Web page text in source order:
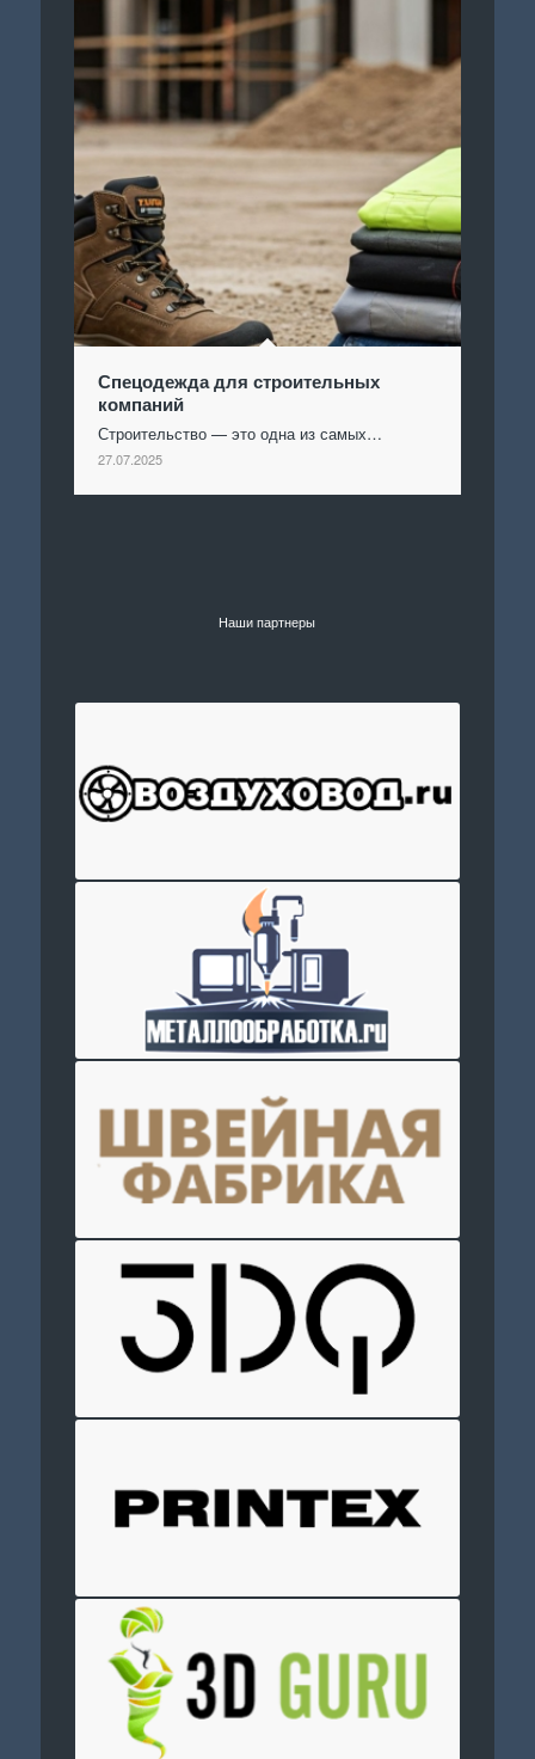
Спецодежда для строительных
компаний
Строительство — это одна из самых…
27.07.2025
Наши партнеры